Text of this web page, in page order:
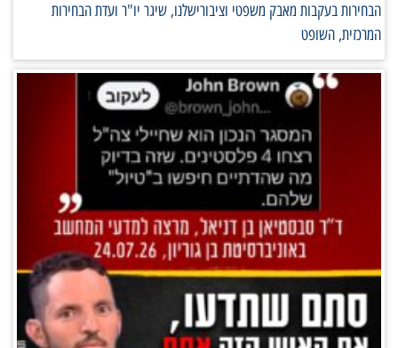
הבחירות בעקבות מאבק משפטי וציבורישלנו, שיגר יו"ר ועדת הבחירות
המרכזית, השופט